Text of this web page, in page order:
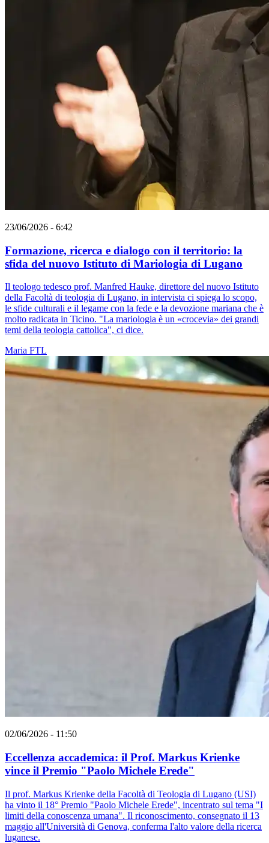
23/06/2026 - 6:42
Formazione, ricerca e dialogo con il territorio: la
sfida del nuovo Istituto di Mariologia di Lugano
Il teologo tedesco prof. Manfred Hauke, direttore del nuovo Istituto
della Facoltà di teologia di Lugano, in intervista ci spiega lo scopo,
le sfide culturali e il legame con la fede e la devozione mariana che è
molto radicata in Ticino. "La mariologia è un «crocevia» dei grandi
temi della teologia cattolica", ci dice.
Maria FTL
02/06/2026 - 11:50
Eccellenza accademica: il Prof. Markus Krienke
vince il Premio "Paolo Michele Erede"
Il prof. Markus Krienke della Facoltà di Teologia di Lugano (USI)
ha vinto il 18° Premio "Paolo Michele Erede", incentrato sul tema "I
limiti della conoscenza umana". Il riconoscimento, consegnato il 13
maggio all'Università di Genova, conferma l'alto valore della ricerca
luganese.